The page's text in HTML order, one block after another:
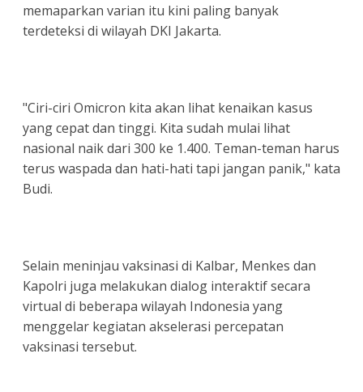
memaparkan varian itu kini paling banyak
terdeteksi di wilayah DKI Jakarta.
"Ciri-ciri Omicron kita akan lihat kenaikan kasus
yang cepat dan tinggi. Kita sudah mulai lihat
nasional naik dari 300 ke 1.400. Teman-teman harus
terus waspada dan hati-hati tapi jangan panik," kata
Budi.
Selain meninjau vaksinasi di Kalbar, Menkes dan
Kapolri juga melakukan dialog interaktif secara
virtual di beberapa wilayah Indonesia yang
menggelar kegiatan akselerasi percepatan
vaksinasi tersebut.